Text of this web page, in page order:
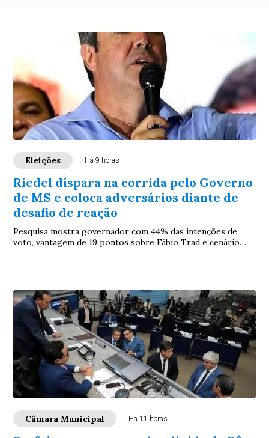
Eleições Há 9 horas
Riedel dispara na corrida pelo Governo
de MS e coloca adversários diante de
desafio de reação
Pesquisa mostra governador com 44% das intenções de
voto, vantagem de 19 pontos sobre Fábio Trad e cenário
Câmara Municipal Há 11 horas